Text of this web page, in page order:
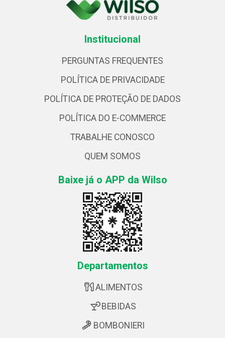
Institucional
PERGUNTAS FREQUENTES
POLÍTICA DE PRIVACIDADE
POLÍTICA DE PROTEÇÃO DE DADOS
POLÍTICA DO E-COMMERCE
TRABALHE CONOSCO
QUEM SOMOS
Baixe já o APP da Wilso
Departamentos
ALIMENTOS
BEBIDAS
BOMBONIERI